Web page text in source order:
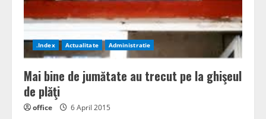
.Index Actualitate Administratie
Mai bine de jumătate au trecut pe la ghişeul
de plăţi
office 6 April 2015